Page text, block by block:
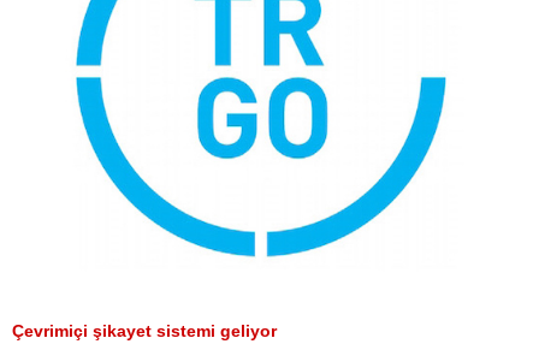
Çevrimiçi şikayet sistemi geliyor